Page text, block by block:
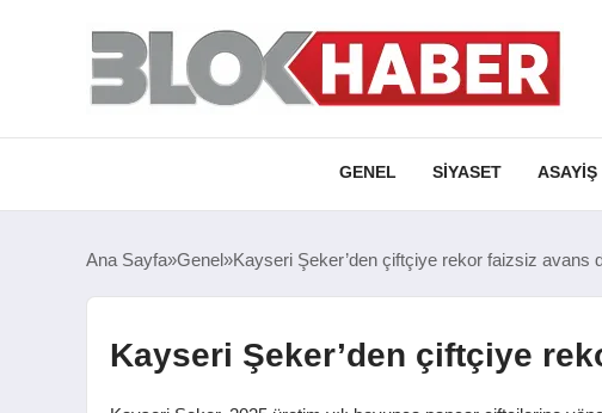
GENEL SIYASET ASAYIŞ
Ana Sayfa Genel Kayseri Şeker’den çiftçiye rekor faizsiz avans
Kayseri Şeker’den çiftçiye